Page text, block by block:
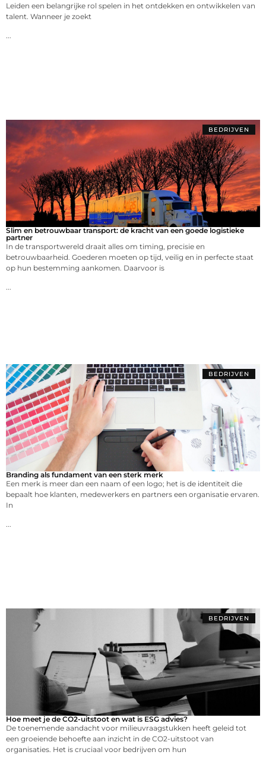
Leiden een belangrijke rol spelen in het ontdekken en ontwikkelen van
talent. Wanneer je zoekt
...
BEDRIJVEN
Slim en betrouwbaar transport: de kracht van een goede logistieke
partner
In de transportwereld draait alles om timing, precisie en
betrouwbaarheid. Goederen moeten op tijd, veilig en in perfecte staat
op hun bestemming aankomen. Daarvoor is
...
BEDRIJVEN
Branding als fundament van een sterk merk
Een merk is meer dan een naam of een logo; het is de identiteit die
bepaalt hoe klanten, medewerkers en partners een organisatie ervaren.
In
...
BEDRIJVEN
Hoe meet je de CO2-uitstoot en wat is ESG advies?
De toenemende aandacht voor milieuvraagstukken heeft geleid tot
een groeiende behoefte aan inzicht in de CO2-uitstoot van
organisaties. Het is cruciaal voor bedrijven om hun